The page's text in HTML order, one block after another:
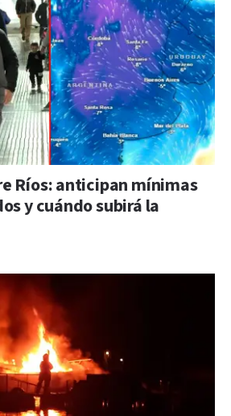
Ríos: anticipan mínimas
y cuándo subirá la